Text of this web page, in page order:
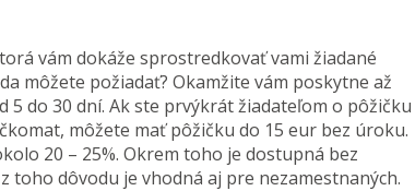
vám dokáže sprostredkovať vami žiadané
môžete požiadať? Okamžite vám poskytne až
5 do 30 dní. Ak ste prvýkrát žiadateľom o pôžičku
môžete mať pôžičku do 15 eur bez úroku.
20 – 25%. Okrem toho je dostupná bez
toho dôvodu je vhodná aj pre nezamestnaných.